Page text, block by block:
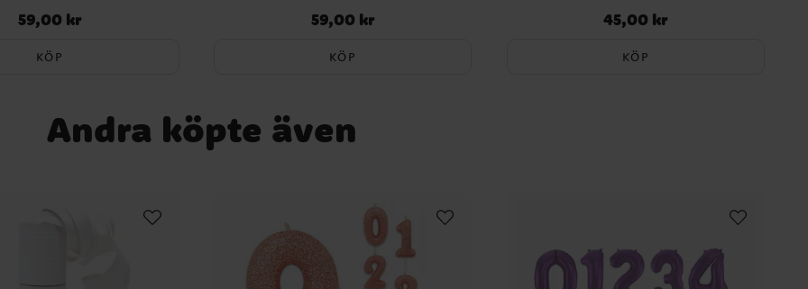
Pris:59,00 kr
59,00 kr
KÖP
Pris:59,00 kr
59,00 kr
KÖP
Pris:45,00 kr
45,00 kr
KÖP
Andra köpte även